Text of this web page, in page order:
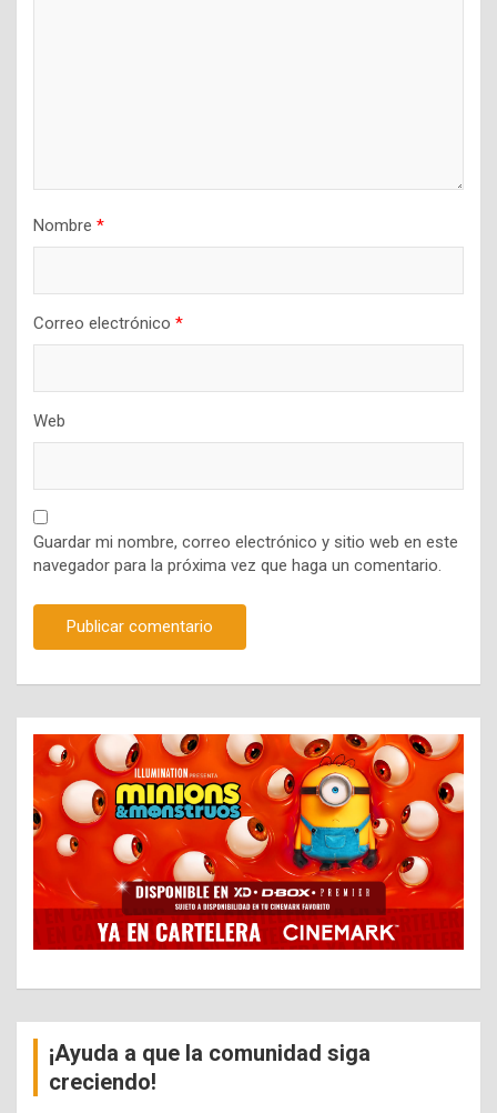
Nombre *
Correo electrónico *
Web
Guardar mi nombre, correo electrónico y sitio web en este
navegador para la próxima vez que haga un comentario.
¡Ayuda a que la comunidad siga
creciendo!